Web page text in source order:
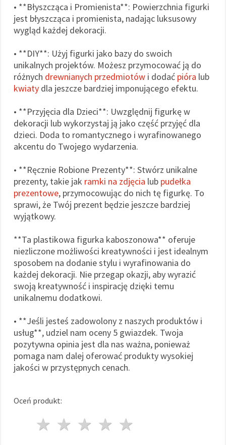
• **Błyszcząca i Promienista**: Powierzchnia figurki
jest błyszcząca i promienista, nadając luksusowy
wygląd każdej dekoracji.
• **DIY**: Użyj figurki jako bazy do swoich
unikalnych projektów. Możesz przymocować ją do
różnych drewnianych przedmiotów i dodać pióra lub
kwiaty dla jeszcze bardziej imponującego efektu.
• **Przyjęcia dla Dzieci**: Uwzględnij figurkę w
dekoracji lub wykorzystaj ją jako część przyjęć dla
dzieci. Doda to romantycznego i wyrafinowanego
akcentu do Twojego wydarzenia.
• **Ręcznie Robione Prezenty**: Stwórz unikalne
prezenty, takie jak ramki na zdjęcia lub pudełka
prezentowe, przymocowując do nich tę figurkę. To
sprawi, że Twój prezent będzie jeszcze bardziej
wyjątkowy.
**Ta plastikowa figurka kaboszonowa** oferuje
niezliczone możliwości kreatywności i jest idealnym
sposobem na dodanie stylu i wyrafinowania do
każdej dekoracji. Nie przegap okazji, aby wyrazić
swoją kreatywność i inspirację dzięki temu
unikalnemu dodatkowi.
• **Jeśli jesteś zadowolony z naszych produktów i
usług**, udziel nam oceny 5 gwiazdek. Twoja
pozytywna opinia jest dla nas ważna, ponieważ
pomaga nam dalej oferować produkty wysokiej
jakości w przystępnych cenach.
Oceń produkt:
4 gwiazdy
3 gwiazdy
2 gwiazdy
1 gwiazda